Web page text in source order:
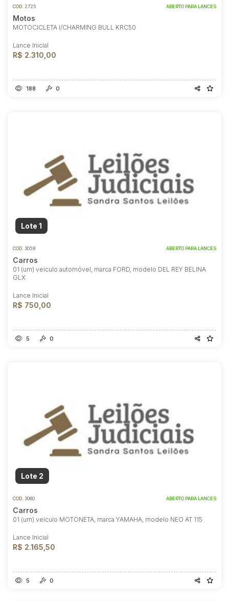
COD. 2725 ABERTO PARA LANCES
Motos
MOTOCICLETA I/CHARMING BULL KRC50
Lance Inicial
R$ 2.310,00
188 0
Lote 1
COD. 3059 ABERTO PARA LANCES
Carros
01 (um) veículo automóvel, marca FORD, modelo DEL REY BELINA
GLX
Lance Inicial
R$ 750,00
5 0
Lote 2
COD. 3060 ABERTO PARA LANCES
Carros
01 (um) veículo MOTONETA, marca YAMAHA, modelo NEO AT 115
Lance Inicial
R$ 2.165,50
5 0